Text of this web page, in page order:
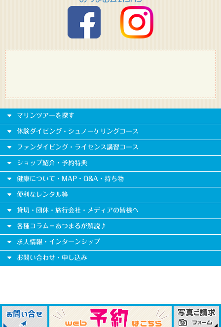
マリンツアーを探す
体験ダイビング・シュノーケリングコース
ファンダイビング・ライセンス講習コース
ショップ紹介・予約特典
健康について・MAP・Q&A・持ち物
便利なレンタル等
貸切・団体・旅行会社・メディアの皆様へ
各種コラム－あつまるが解説♪
求人情報・インターンシップ
お問い合わせ・申し込み